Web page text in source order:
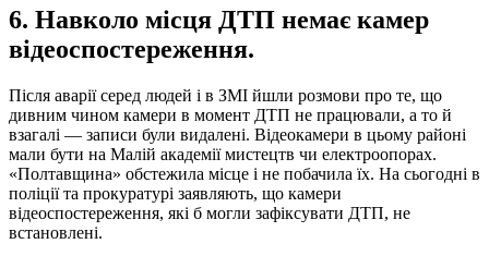
6. Навколо місця ДТП немає камер
відеоспостереження.
Після аварії серед людей і в ЗМІ йшли розмови про те, що
дивним чином камери в момент ДТП не працювали, а то й
взагалі — записи були видалені. Відеокамери в цьому районі
мали бути на Малій академії мистецтв чи електроопорах.
«Полтавщина» обстежила місце і не побачила їх. На сьогодні в
поліції та прокуратурі заявляють, що камери
відеоспостереження, які б могли зафіксувати ДТП, не
встановлені.